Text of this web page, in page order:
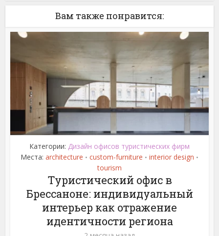
Вам также понравится:
Категории: Дизайн офисов туристических фирм
Места: architecture • custom-furniture • interior design •
tourism
Туристический офис в
Брессаноне: индивидуальный
интерьер как отражение
идентичности региона